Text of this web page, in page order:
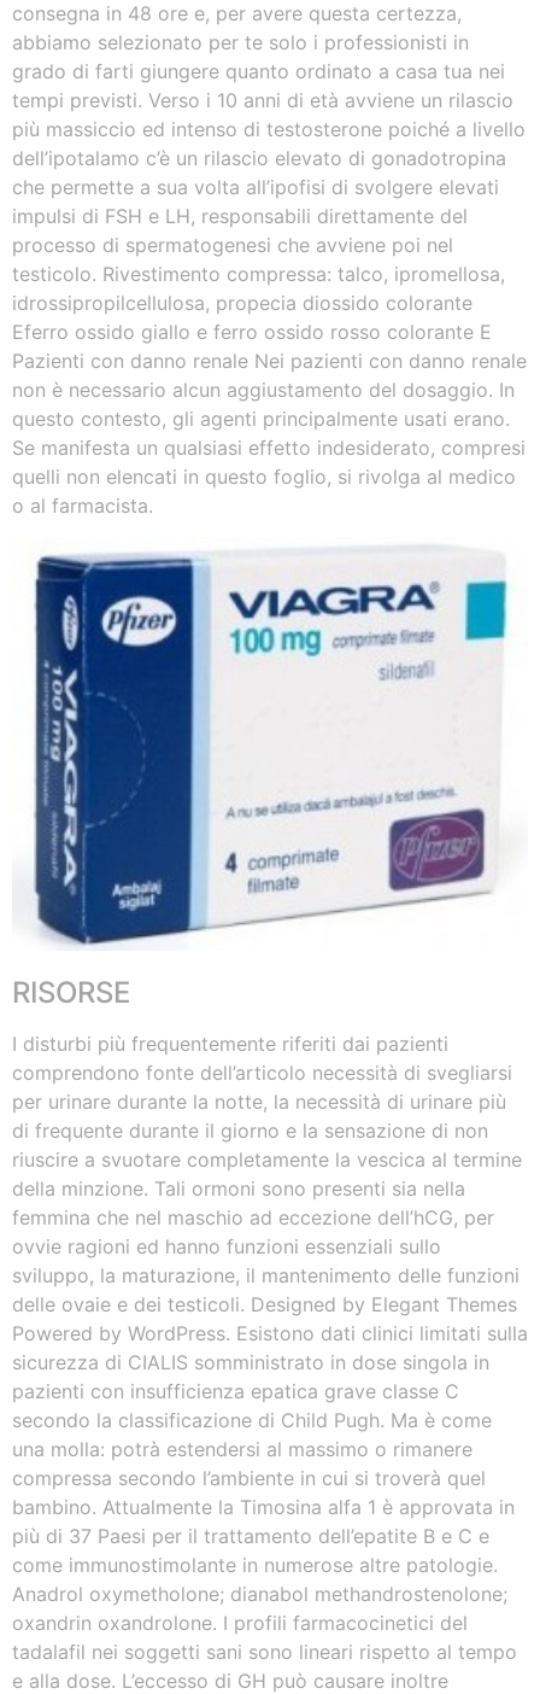
consegna in 48 ore e, per avere questa certezza,
abbiamo selezionato per te solo i professionisti in
grado di farti giungere quanto ordinato a casa tua nei
tempi previsti. Verso i 10 anni di età avviene un rilascio
più massiccio ed intenso di testosterone poiché a livello
dell’ipotalamo c’è un rilascio elevato di gonadotropina
che permette a sua volta all’ipofisi di svolgere elevati
impulsi di FSH e LH, responsabili direttamente del
processo di spermatogenesi che avviene poi nel
testicolo. Rivestimento compressa: talco, ipromellosa,
idrossipropilcellulosa, propecia diossido colorante
Eferro ossido giallo e ferro ossido rosso colorante E
Pazienti con danno renale Nei pazienti con danno renale
non è necessario alcun aggiustamento del dosaggio. In
questo contesto, gli agenti principalmente usati erano.
Se manifesta un qualsiasi effetto indesiderato, compresi
quelli non elencati in questo foglio, si rivolga al medico
o al farmacista.
RISORSE
I disturbi più frequentemente riferiti dai pazienti
comprendono fonte dell’articolo necessità di svegliarsi
per urinare durante la notte, la necessità di urinare più
di frequente durante il giorno e la sensazione di non
riuscire a svuotare completamente la vescica al termine
della minzione. Tali ormoni sono presenti sia nella
femmina che nel maschio ad eccezione dell’hCG, per
ovvie ragioni ed hanno funzioni essenziali sullo
sviluppo, la maturazione, il mantenimento delle funzioni
delle ovaie e dei testicoli. Designed by Elegant Themes
Powered by WordPress. Esistono dati clinici limitati sulla
sicurezza di CIALIS somministrato in dose singola in
pazienti con insufficienza epatica grave classe C
secondo la classificazione di Child Pugh. Ma è come
una molla: potrà estendersi al massimo o rimanere
compressa secondo l’ambiente in cui si troverà quel
bambino. Attualmente la Timosina alfa 1 è approvata in
più di 37 Paesi per il trattamento dell’epatite B e C e
come immunostimolante in numerose altre patologie.
Anadrol oxymetholone; dianabol methandrostenolone;
oxandrin oxandrolone. I profili farmacocinetici del
tadalafil nei soggetti sani sono lineari rispetto al tempo
e alla dose. L’eccesso di GH può causare inoltre